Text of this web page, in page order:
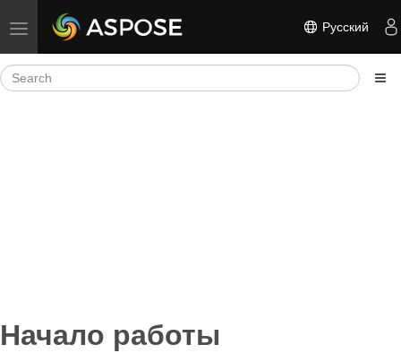
Toggle navigation Русский
Начало работы